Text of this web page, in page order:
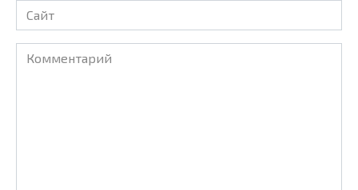
Сайт
Комментарий